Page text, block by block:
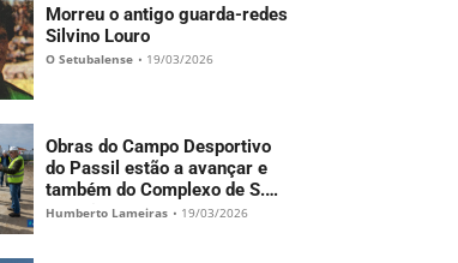
Morreu o antigo guarda-redes
Silvino Louro
O Setubalense • 19/03/2026
Obras do Campo Desportivo
do Passil estão a avançar e
também do Complexo de S.
Francisco
Humberto Lameiras • 19/03/2026